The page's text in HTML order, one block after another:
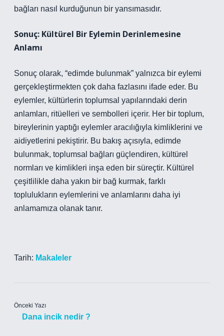
bağları nasıl kurduğunun bir yansımasıdır.
Sonuç: Kültürel Bir Eylemin Derinlemesine
Anlamı
Sonuç olarak, “edimde bulunmak” yalnızca bir eylemi
gerçekleştirmekten çok daha fazlasını ifade eder. Bu
eylemler, kültürlerin toplumsal yapılarındaki derin
anlamları, ritüelleri ve sembolleri içerir. Her bir toplum,
bireylerinin yaptığı eylemler aracılığıyla kimliklerini ve
aidiyetlerini pekiştirir. Bu bakış açısıyla, edimde
bulunmak, toplumsal bağları güçlendiren, kültürel
normları ve kimlikleri inşa eden bir süreçtir. Kültürel
çeşitlilikle daha yakın bir bağ kurmak, farklı
toplulukların eylemlerini ve anlamlarını daha iyi
anlamamıza olanak tanır.
Tarih: Makaleler
Önceki Yazı
Dana incik nedir ?